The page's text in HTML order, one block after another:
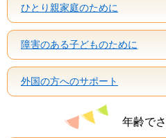
ひとり親家庭のために
障害のある子どものために
外国の方へのサポート
年齢で